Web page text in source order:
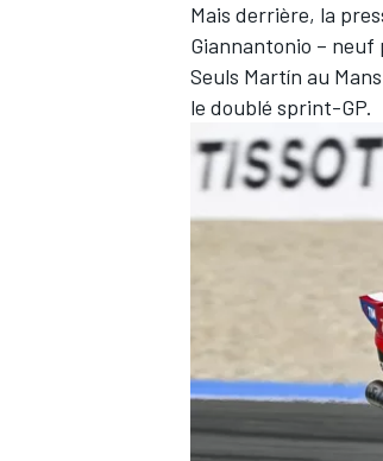
Mais derrière, la
Giannantonio – neuf
Seuls Martín au
le doublé sprint-GP.